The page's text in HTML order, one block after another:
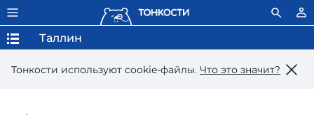
Тонкости используют сookie-файлы. Что это значит?
Таллин